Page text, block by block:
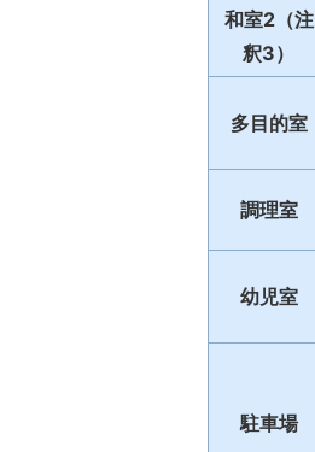
和室2（注
釈3）
多目的室
調理室
幼児室
駐車場